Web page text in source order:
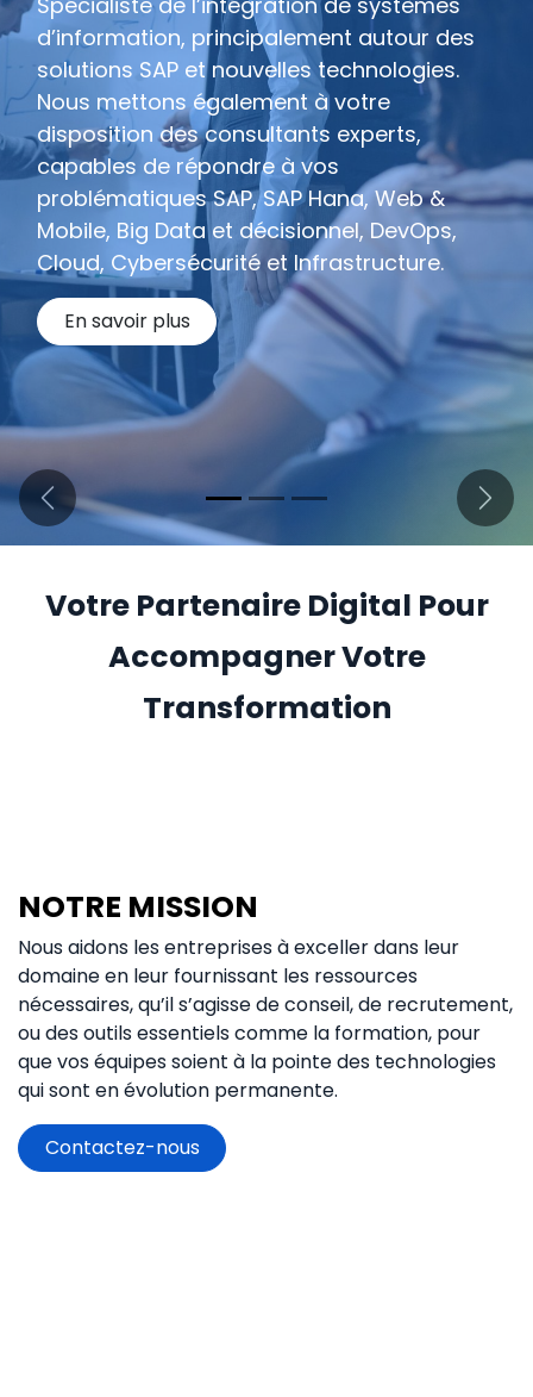
d’information, principalement autour des
solutions SAP et nouvelles technologies.
Nous mettons également à votre
disposition des consultants experts,
capables de répondre à vos
problématiques SAP, SAP Hana, Web &
Mobile, Big Data et décisionnel, DevOps,
Cloud, Cybersécurité et Infrastructure.
En savoir plus
Précédent
Votre Partenaire Digital Pour
Accompagner Votre
Transformation
NOTRE MISSION
Nous aidons les entreprises à exceller dans leur
domaine en leur fournissant les ressources
nécessaires, qu’il s’agisse de conseil, de recrutement,
ou des outils essentiels comme la formation, pour
que vos équipes soient à la pointe des technologies
qui sont en évolution permanente.
Contactez-nous